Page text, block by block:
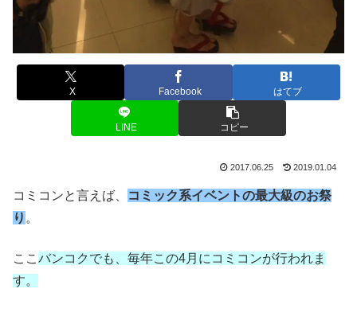
X Facebook はてブ
LINE コピー
2017.06.25 2019.01.04
コミコンと言えば、
コミック系イベントの最大級のお祭
り 。
ここ バンコクでも、毎年この4月にコミコンが行われま
す。